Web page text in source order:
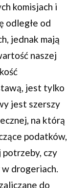
komisjach i
odległe od
jednak mają
naszej
jest tylko
jest szerszy
na którą
podatków,
czy
drogeriach.
do